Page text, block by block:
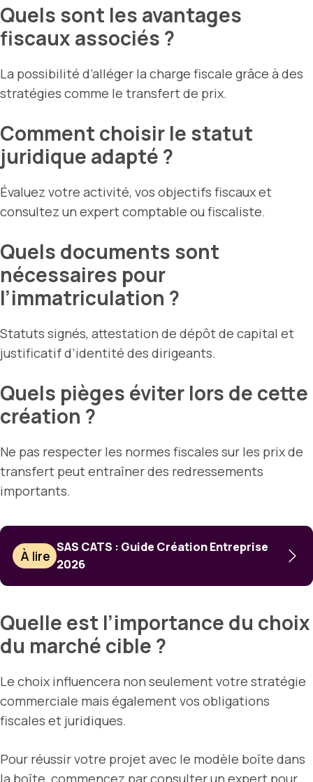
Quels sont les avantages
fiscaux associés ?
La possibilité d’alléger la charge fiscale grâce à des
stratégies comme le transfert de prix.
Comment choisir le statut
juridique adapté ?
Évaluez votre activité, vos objectifs fiscaux et
consultez un expert comptable ou fiscaliste.
Quels documents sont
nécessaires pour
l’immatriculation ?
Statuts signés, attestation de dépôt de capital et
justificatif d’identité des dirigeants.
Quels pièges éviter lors de cette
création ?
Ne pas respecter les normes fiscales sur les prix de
transfert peut entraîner des redressements
importants.
À lire
SAS CATS : Guide Création Entreprise
2026
Quelle est l’importance du choix
du marché cible ?
Le choix influencera non seulement votre stratégie
commerciale mais également vos obligations
fiscales et juridiques.
Pour réussir votre projet avec le modèle boîte dans
la boîte, commencez par consulter un expert pour